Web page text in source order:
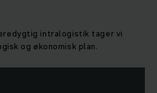
intralogistik tager vi
og økonomisk plan.